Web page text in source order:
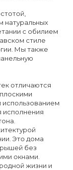
натуральных
с обилием
стиле
Мы также
отличаются
исполнения
Это дома
без
окнами.
жизни и